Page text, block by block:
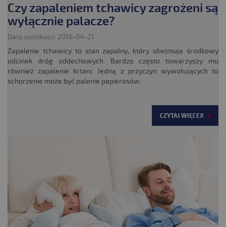
Czy zapaleniem tchawicy zagrożeni są
wyłącznie palacze?
Data publikacji: 2016-04-21
Zapalenie tchawicy to stan zapalny, który obejmuje środkowy
odcinek dróg oddechowych. Bardzo często towarzyszy mu
również zapalenie krtani. Jedną z przyczyn wywołujących to
schorzenie może być palenie papierosów.
CZYTAJ WIĘCEJ!